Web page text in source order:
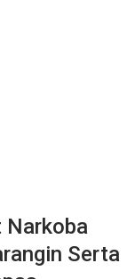
Narkoba
Serta